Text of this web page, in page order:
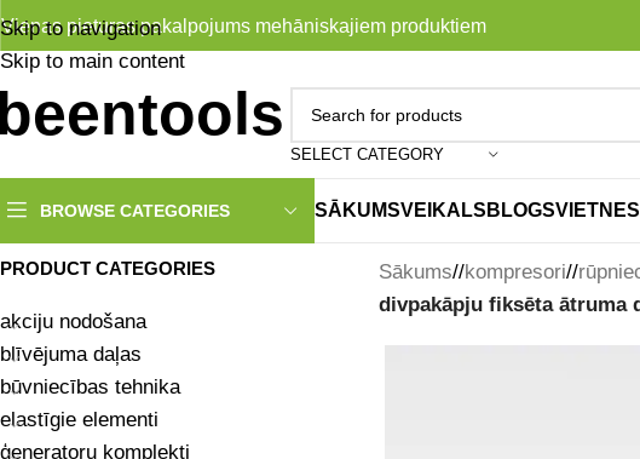
Skip to navigation
Skip to main content
Vienas pieturas pakalpojums mehāniskajiem produktiem
SELECT CATEGORY
BROWSE CATEGORIES SĀKUMSVEIKALS BLOGS
PRODUCT CATEGORIES
akciju nodošana
blīvējuma daļas
būvniecības tehnika
elastīgie elementi
ģeneratoru komplekti
Sākums/ kompresori/
divpakāpju fiksēta ātruma